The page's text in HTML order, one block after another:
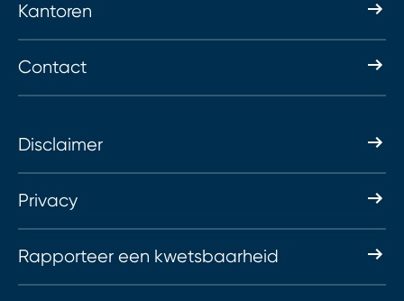
Kantoren
Contact
Disclaimer
Privacy
Rapporteer een kwetsbaarheid